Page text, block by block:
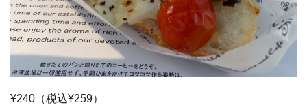
¥240（税込¥259）